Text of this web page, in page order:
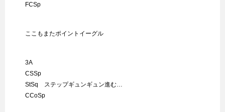
FCSp
ここもまたポイントイーグル
3A
CSSp
StSq ステップギュンギュン進む…
CCoSp